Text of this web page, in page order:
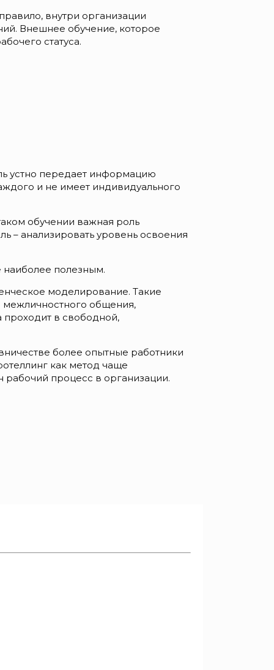
внутри организации
Внешнее обучение, которое
статуса.
устно передает информацию
и не имеет индивидуального
обучении важная роль
– анализировать уровень освоения
наиболее полезным.
моделирование. Такие
межличностного общения,
в свободной,
более опытные работники
как метод чаще
рабочий процесс в организации.